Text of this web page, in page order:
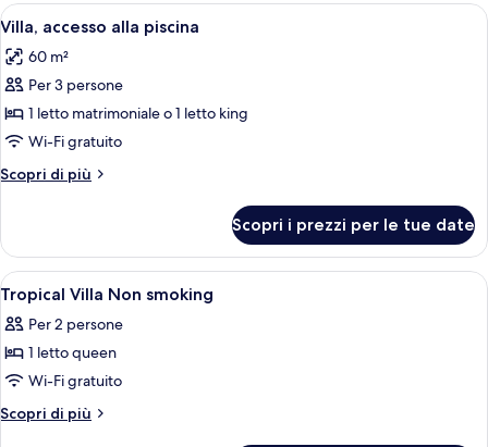
Apri
tutte
le
foto
per
Villa,
accesso
alla
Area piscina con pavimento a
6
Villa, accesso alla piscina
60 m²
Per 3 persone
1 letto matrimoniale o 1 letto king
Wi-Fi gratuito
Scopri di più
Altri
accesso
alla
piscina
Scopri i prezzi per le tue date
Apri
tutte
le
foto
per
Tropical
Minibar, una cassaforte in camera,
9
Tropical Villa Non smoking
Per 2 persone
1 letto queen
Wi-Fi gratuito
Scopri di più
Altri